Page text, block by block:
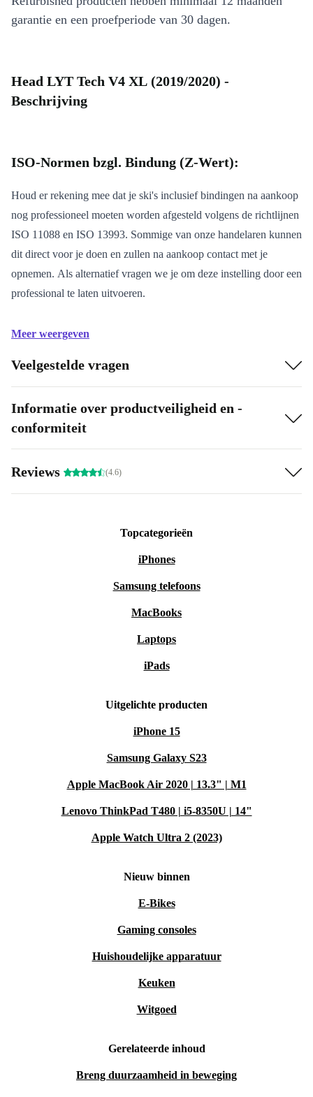
garantie en een proefperiode van 30 dagen.
Head LYT Tech V4 XL (2019/2020) -
Beschrijving
ISO-Normen bzgl. Bindung (Z-Wert):
Houd er rekening mee dat je ski's inclusief bindingen na aankoop
nog professioneel moeten worden afgesteld volgens de richtlijnen
ISO 11088 en ISO 13993. Sommige van onze handelaren kunnen
dit direct voor je doen en zullen na aankoop contact met je
opnemen. Als alternatief vragen we je om deze instelling door een
professional te laten uitvoeren.
Meer weergeven
Veelgestelde vragen
Informatie over productveiligheid en -
conformiteit
Reviews (4.6)
Topcategorieën
iPhones
Samsung telefoons
MacBooks
Laptops
iPads
Uitgelichte producten
iPhone 15
Samsung Galaxy S23
Apple MacBook Air 2020 | 13.3" | M1
Lenovo ThinkPad T480 | i5-8350U | 14"
Apple Watch Ultra 2 (2023)
Nieuw binnen
E-Bikes
Gaming consoles
Huishoudelijke apparatuur
Keuken
Witgoed
Gerelateerde inhoud
Breng duurzaamheid in beweging